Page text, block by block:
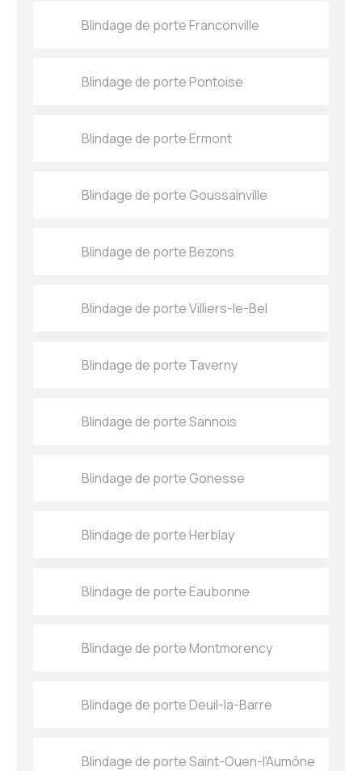
Blindage de porte Franconville
Blindage de porte Pontoise
Blindage de porte Ermont
Blindage de porte Goussainville
Blindage de porte Bezons
Blindage de porte Villiers-le-Bel
Blindage de porte Taverny
Blindage de porte Sannois
Blindage de porte Gonesse
Blindage de porte Herblay
Blindage de porte Eaubonne
Blindage de porte Montmorency
Blindage de porte Deuil-la-Barre
Blindage de porte Saint-Ouen-l'Aumône